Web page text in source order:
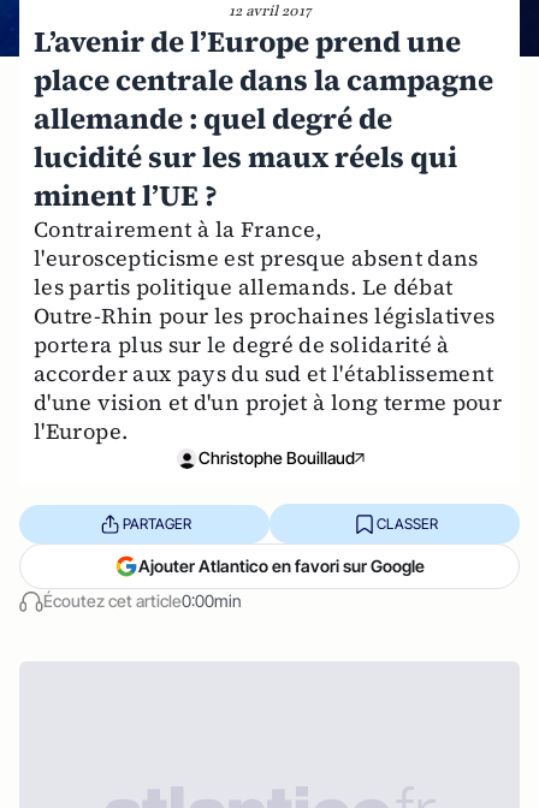
12 avril 2017
L’avenir de l’Europe prend une
place centrale dans la campagne
allemande : quel degré de
lucidité sur les maux réels qui
minent l’UE ?
Contrairement à la France,
l'euroscepticisme est presque absent dans
les partis politique allemands. Le débat
Outre-Rhin pour les prochaines législatives
portera plus sur le degré de solidarité à
accorder aux pays du sud et l'établissement
d'une vision et d'un projet à long terme pour
l'Europe.
Christophe Bouillaud
Écoutez cet article0:00min
PARTAGER CLASSER
Ajouter Atlantico en favori sur Google